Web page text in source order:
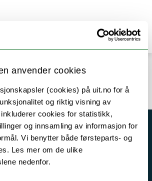
anvender cookies
(cookies) på uit.no for å
og riktig visning av
cookies for statistikk,
og innsamling av informasjon for
Vi benytter både førsteparts- og
Les mer om de ulike
nedenfor.
universitet Meny